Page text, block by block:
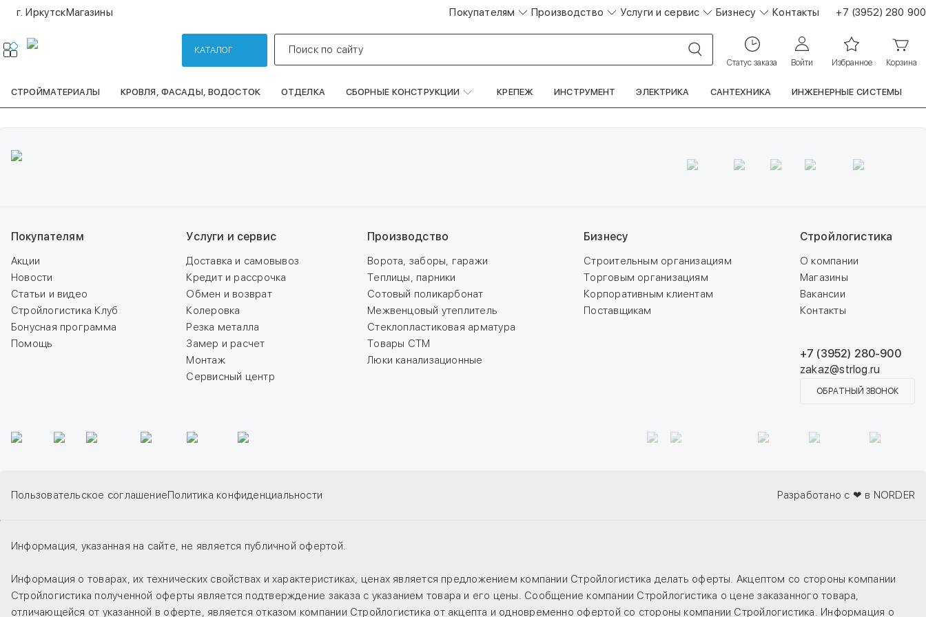
г. ИркутскМагазины Покупателям Производство Услуги и сервис Бизнесу Контакты +7 (3952) 280 900
КАТАЛОГ Поиск по сайту
Статус заказа Войти Избранное Корзина
СТРОЙМАТЕРИАЛЫ КРОВЛЯ, ФАСАДЫ, ВОДОСТОК ОТДЕЛКА СБОРНЫЕ КОНСТРУКЦИИ КРЕПЕЖ ИНСТРУМЕНТ ЭЛЕКТРИКА САНТЕХНИКА ИНЖЕНЕРНЫЕ СИСТЕМЫ
Покупателям
Акции
Новости
Статьи и видео
Стройлогистика Клуб
Бонусная программа
Помощь
Услуги и сервис
Доставка и самовывоз
Кредит и рассрочка
Обмен и возврат
Колеровка
Резка металла
Замер и расчет
Монтаж
Сервисный центр
Производство
Ворота, заборы, гаражи
Теплицы, парники
Сотовый поликарбонат
Межвенцовый утеплитель
Стеклопластиковая арматура
Товары СТМ
Люки канализационные
Бизнесу
Строительным организациям
Торговым организациям
Корпоративным клиентам
Поставщикам
Стройлогистика
О компании
Магазины
Вакансии
Контакты
+7 (3952) 280-900
zakaz@strlog.ru
ОБРАТНЫЙ ЗВОНОК
Пользовательское соглашениеПолитика конфиденциальности Разработано с ❤ в NORDER
Информация, указанная на сайте, не является публичной офертой.
Информация о товарах, их технических свойствах и характеристиках, ценах является предложением компании Стройлогистика делать оферты. Акцептом со стороны компании
Стройлогистика полученной оферты является подтверждение заказа с указанием товара и его цены. Сообщение компании Стройлогистика о цене заказанного товара,
отличающейся от указанной в оферте, является отказом компании Стройлогистика от акцепта и одновременно офертой со стороны компании Стройлогистика. Информация о